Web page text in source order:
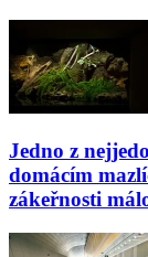
Jedno z
domácím
zákeřnosti